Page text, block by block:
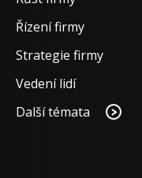
Řízení firmy
Strategie firmy
Vedení lidí
Další témata